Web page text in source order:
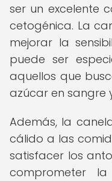
ser un excelente
cetogénica. La
mejorar la
puede ser
aquellos que
azúcar en sangre
Además, la
cálido a las
satisfacer los
comprometer